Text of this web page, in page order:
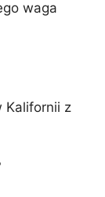
waga
Kalifornii z